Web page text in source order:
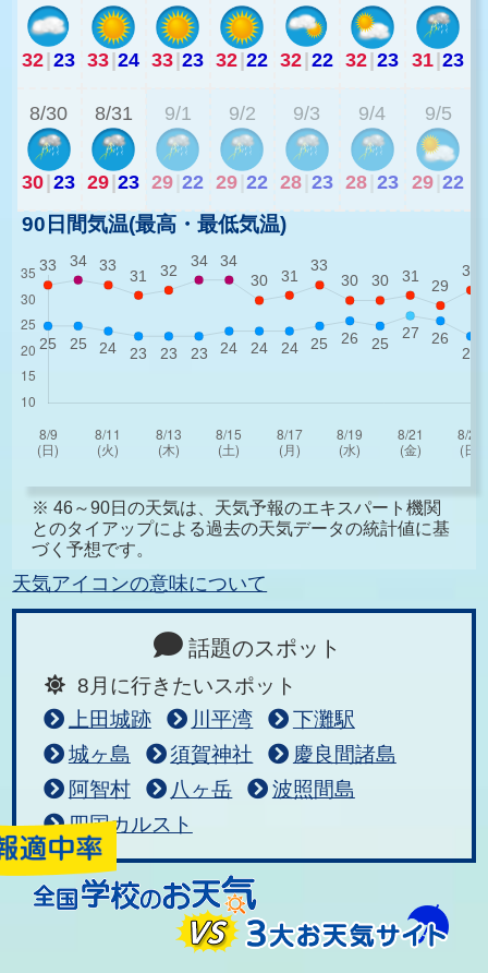
32|23 33|24 33|23 32|22 32|22 32|23 31|23
8/30
30|23
8/31
29|23
9/1
29 22
9/2
29 22
9/3
28 23
9/4
28 23
9/5
29 22
90日間気温(最高・最低気温)
※ 46～90日の天気は、天気予報のエキスパート機関
とのタイアップによる過去の天気データの統計値に基
づく予想です。
天気アイコンの意味について
話題のスポット
8月に行きたいスポット
上田城跡
川平湾
下灘駅
城ヶ島
須賀神社
慶良間諸島
阿智村
八ヶ岳
波照間島
四国カルスト